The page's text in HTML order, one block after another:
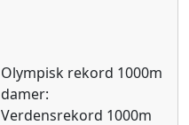
Olympisk rekord 1000m
damer:
Verdensrekord 1000m